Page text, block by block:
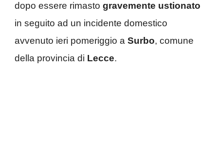
dopo essere rimasto gravemente ustionato
in seguito ad un incidente domestico
avvenuto ieri pomeriggio a Surbo, comune
della provincia di Lecce.